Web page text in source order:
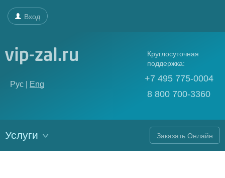
Вход
Рус | Eng
Круглосуточная
поддержка:
+7 495 775-0004
8 800 700-3360
Услуги Заказать Онлайн